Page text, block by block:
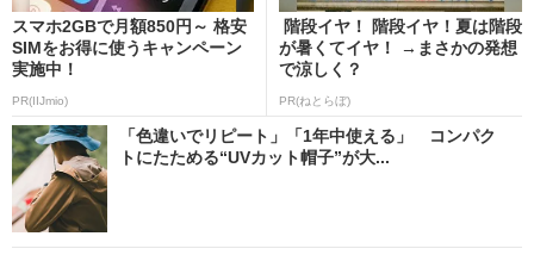
スマホ2GBで月額850円～ 格安
SIMをお得に使うキャンペーン
実施中！
PR(IIJmio)
階段イヤ！ 階段イヤ！夏は階段
が暑くてイヤ！ →まさかの発想
で涼しく？
PR(ねとらぼ)
「色違いでリピート」「1年中使える」 コンパク
トにたためる“UVカット帽子”が大...